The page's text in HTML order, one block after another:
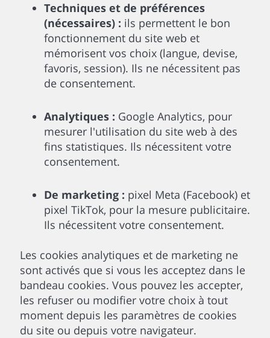
Techniques et de préférences
(nécessaires) : ils permettent le bon
fonctionnement du site web et
mémorisent vos choix (langue, devise,
favoris, session). Ils ne nécessitent pas
de consentement.
Analytiques : Google Analytics, pour
mesurer l'utilisation du site web à des
fins statistiques. Ils nécessitent votre
consentement.
De marketing : pixel Meta (Facebook) et
pixel TikTok, pour la mesure publicitaire.
Ils nécessitent votre consentement.
Les cookies analytiques et de marketing ne
sont activés que si vous les acceptez dans le
bandeau cookies. Vous pouvez les accepter,
les refuser ou modifier votre choix à tout
moment depuis les paramètres de cookies
du site ou depuis votre navigateur.